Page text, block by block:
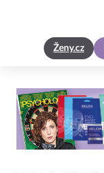
Ženy.cz